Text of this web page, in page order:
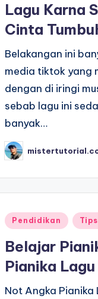
Lagu Karna
Cinta
Belakangan ini
media tiktok yang
dengan di iringi
sebab lagu ini
banyak…
Posted
by
Posted
Pendidikan
Belajar
Pianika
Not Angka Pianika